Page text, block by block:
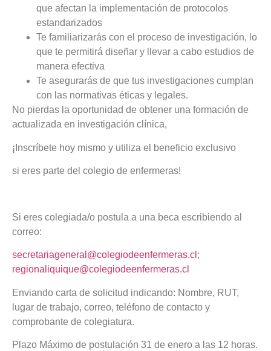
que afectan la implementación de protocolos
estandarizados
Te familiarizarás con el proceso de investigación, lo
que te permitirá diseñar y llevar a cabo estudios de
manera efectiva
Te asegurarás de que tus investigaciones cumplan
con las normativas éticas y legales.
No pierdas la oportunidad de obtener una formación de
actualizada en investigación clínica,
¡Inscríbete hoy mismo y utiliza el beneficio exclusivo
si eres parte del colegio de enfermeras!
Si eres colegiada/o postula a una beca escribiendo al
correo:
secretariageneral@colegiodeenfermeras.cl ;
regionaliquique@colegiodeenfermeras.cl
Enviando carta de solicitud indicando: Nombre, RUT,
lugar de trabajo, correo, teléfono de contacto y
comprobante de colegiatura.
Plazo Máximo de postulación 31 de enero a las 12 horas.